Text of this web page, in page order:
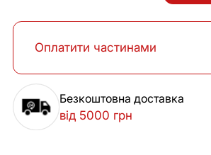
Оплатити частинами
Безкоштовна доставка
від 5000 грн